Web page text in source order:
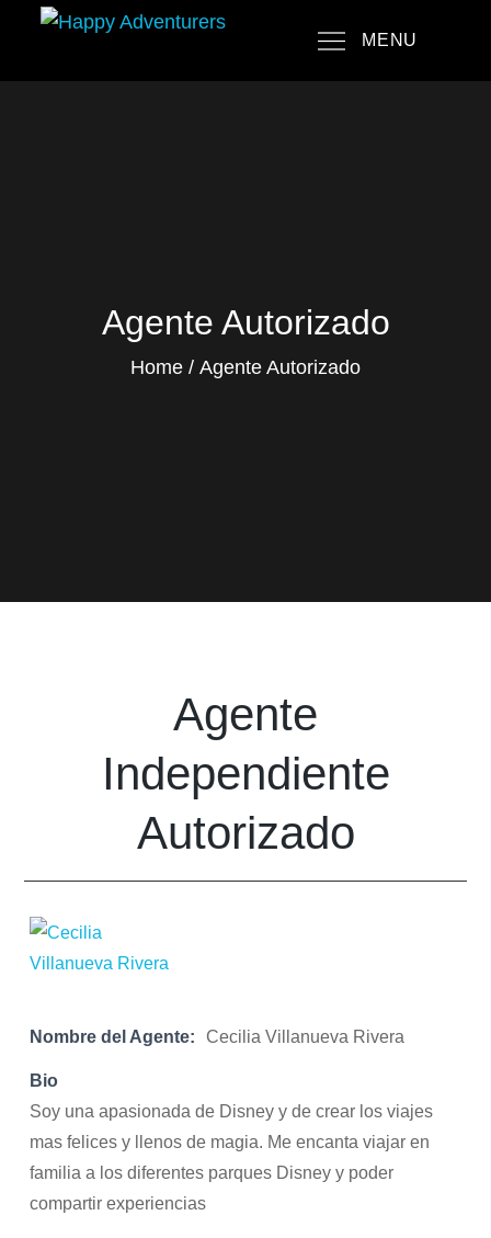
content
MENU
Agente Autorizado
Home Agente Autorizado
Agente
Independiente
Autorizado
Nombre del Agente: Cecilia Villanueva Rivera
Bio
Soy una apasionada de Disney y de crear los viajes
mas felices y llenos de magia. Me encanta viajar en
familia a los diferentes parques Disney y poder
compartir experiencias